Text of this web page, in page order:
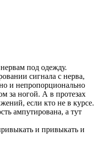
под одежду.
сигнала с нерва,
и непропорционально
за ногой. А в протезах
если кто не в курсе.
ампутирована, а тут
и привыкать и